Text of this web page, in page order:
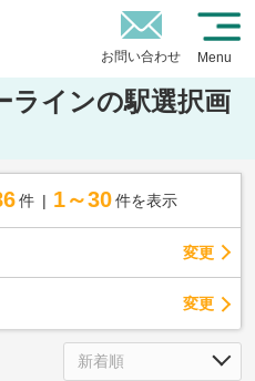
お問い合わせ Menu
ラインの駅選択画
件 1～30 件を表示
変更
変更